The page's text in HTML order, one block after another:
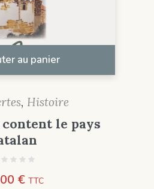
au panier
, Histoire
le pays
€ TTC